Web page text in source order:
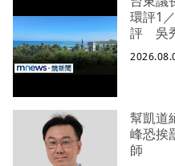
環評1
評 吳
幫凱道
峰恐挨
師